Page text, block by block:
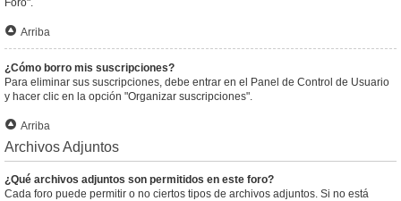
Foro".
Arriba
¿Cómo borro mis suscripciones?
Para eliminar sus suscripciones, debe entrar en el Panel de Control de Usuario
y hacer clic en la opción "Organizar suscripciones".
Arriba
Archivos Adjuntos
¿Qué archivos adjuntos son permitidos en este foro?
Cada foro puede permitir o no ciertos tipos de archivos adjuntos. Si no está